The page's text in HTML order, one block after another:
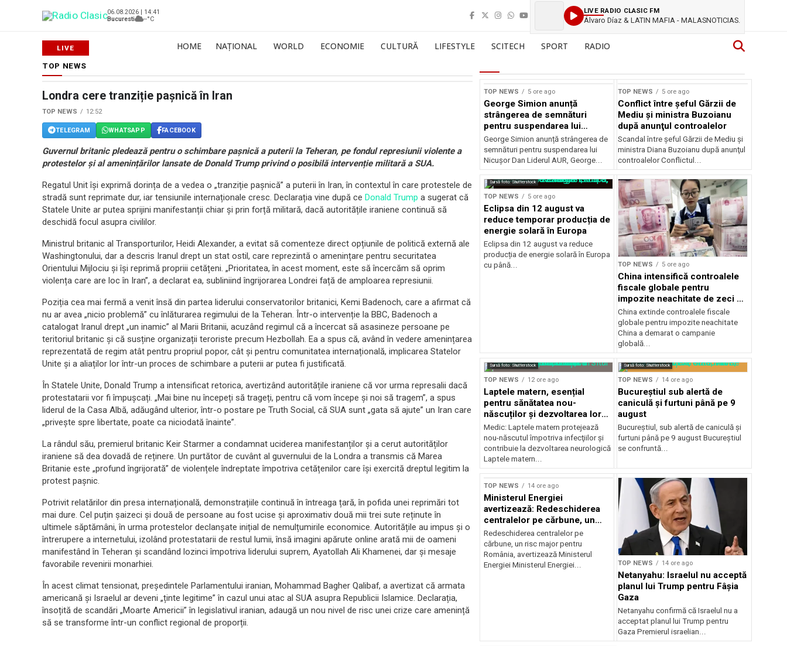
06.08.2026 | 14:41
Bucuresti
--°C
LIVE RADIO CLASIC FM
Álvaro Díaz & LATIN MAFIA - MALASNOTICIAS.
HOME NAȚIONAL WORLD ECONOMIE CULTURĂ LIFESTYLE SCITECH SPORT RADIO
TOP NEWS
Londra cere tranziție pașnică în Iran
TOP NEWS 12:52
TELEGRAM WHATSAPP FACEBOOK
Guvernul britanic pledează pentru o schimbare pașnică a puterii la Teheran, pe fondul represiunii violente a
protestelor și al amenințărilor lansate de Donald Trump privind o posibilă intervenție militară a SUA.
Regatul Unit își exprimă dorința de a vedea o „tranziție pașnică” a puterii în Iran, în contextul în care protestele de
stradă sunt reprimate dur, iar tensiunile internaționale cresc. Declarația vine după ce Donald Trump a sugerat că
Statele Unite ar putea sprijini manifestanții chiar și prin forță militară, dacă autoritățile iraniene continuă să
deschidă focul asupra civililor.
Ministrul britanic al Transporturilor, Heidi Alexander, a evitat să comenteze direct opțiunile de politică externă ale
Washingtonului, dar a descris Iranul drept un stat ostil, care reprezintă o amenințare pentru securitatea
Orientului Mijlociu și își reprimă propriii cetățeni. „Prioritatea, în acest moment, este să încercăm să oprim
violența care are loc în Iran”, a declarat ea, subliniind îngrijorarea Londrei față de amploarea represiunii.
Poziția cea mai fermă a venit însă din partea liderului conservatorilor britanici, Kemi Badenoch, care a afirmat că
nu ar avea „nicio problemă” cu înlăturarea regimului de la Teheran. Într-o intervenție la BBC, Badenoch a
catalogat Iranul drept „un inamic” al Marii Britanii, acuzând regimul că a încercat să asasineze persoane pe
teritoriul britanic și că susține organizații teroriste precum Hezbollah. Ea a spus că, având în vedere amenințarea
reprezentată de regim atât pentru propriul popor, cât și pentru comunitatea internațională, implicarea Statelor
Unite și a aliaților lor într-un proces de schimbare a puterii ar putea fi justificată.
În Statele Unite, Donald Trump a intensificat retorica, avertizând autoritățile iraniene că vor urma represalii dacă
protestatarii vor fi împușcați. „Mai bine nu începeți să trageți, pentru că vom începe și noi să tragem”, a spus
liderul de la Casa Albă, adăugând ulterior, într-o postare pe Truth Social, că SUA sunt „gata să ajute” un Iran care
„privește spre libertate, poate ca niciodată înainte”.
La rândul său, premierul britanic Keir Starmer a condamnat uciderea manifestanților și a cerut autorităților
iraniene să dea dovadă de reținere. Un purtător de cuvânt al guvernului de la Londra a transmis că Marea
Britanie este „profund îngrijorată” de violențele îndreptate împotriva cetățenilor care își exercită dreptul legitim la
protest pașnic.
Potrivit relatărilor din presa internațională, demonstrațiile continuă în întreaga țară, în pofida unei reprimări tot
mai dure. Cel puțin șaizeci și două de persoane au fost ucise și aproximativ două mii trei sute reținute în
ultimele săptămâni, în urma protestelor declanșate inițial de nemulțumirile economice. Autoritățile au impus și o
întrerupere a internetului, izolând protestatarii de restul lumii, însă imagini apărute online arată mii de oameni
manifestând în Teheran și scandând lozinci împotriva liderului suprem, Ayatollah Ali Khamenei, dar și mesaje
favorabile revenirii monarhiei.
În acest climat tensionat, președintele Parlamentului iranian, Mohammad Bagher Qalibaf, a avertizat că armata
americană și Israelul ar deveni „ținte legitime” în cazul unui atac al SUA asupra Republicii Islamice. Declarația,
însoțită de scandări „Moarte Americii” în legislativul iranian, adaugă un nou nivel de risc unei crize care amenință
să se transforme într-un conflict regional de proporții.
TOP NEWS 5 ore ago
George Simion anunță
strângerea de semnături
pentru suspendarea lui
Nicușor Dan
George Simion anunță strângerea de
semnături pentru suspendarea lui
Nicușor Dan Liderul AUR, George...
TOP NEWS 5 ore ago
Conflict între şeful Gărzii de
Mediu şi ministra Buzoianu
după anunţul controalelor
Scandal între şeful Gărzii de Mediu şi
ministra Diana Buzoianu după anunţul
controalelor Conflictul...
Sursă foto: Shutterstock
TOP NEWS 5 ore ago
Eclipsa din 12 august va
reduce temporar producția de
energie solară în Europa
Eclipsa din 12 august va reduce
producția de energie solară în Europa
cu până...
TOP NEWS 5 ore ago
China intensifică controalele
fiscale globale pentru
impozite neachitate de zeci de
ani
China extinde controalele fiscale
globale pentru impozite neachitate
China a demarat o campanie
globală...
Sursă foto: Shutterstock
TOP NEWS 12 ore ago
Laptele matern, esențial
pentru sănătatea nou-
născuților și dezvoltarea lor
neurologică
Medic: Laptele matern protejează
nou-născutul împotriva infecţiilor şi
contribuie la dezvoltarea neurologică
Laptele matern...
Sursă foto: Shutterstock
TOP NEWS 14 ore ago
Bucureștiul sub alertă de
caniculă și furtuni până pe 9
august
Bucureștiul, sub alertă de caniculă și
furtuni până pe 9 august Bucureștiul
se confruntă...
TOP NEWS 14 ore ago
Ministerul Energiei
avertizează: Redeschiderea
centralelor pe cărbune, un
risc major pentru România
Redeschiderea centralelor pe
cărbune, un risc major pentru
România, avertizează Ministerul
Energiei Ministerul Energiei...
TOP NEWS 14 ore ago
Netanyahu: Israelul nu acceptă
planul lui Trump pentru Fâșia
Gaza
Netanyahu confirmă că Israelul nu a
acceptat planul lui Trump pentru
Gaza Premierul israelian...